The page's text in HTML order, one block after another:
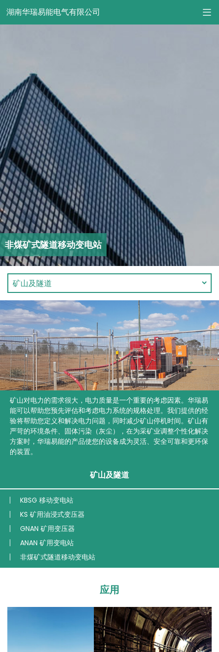
湖南华瑞易能电气有限公司
非煤矿式隧道移动变电站
矿山对电力的需求很大，电力质量是一个重要的考虑因素。华瑞易
能可以帮助您预先评估和考虑电力系统的规格处理。我们提供的经
验将帮助您定义和解决电力问题，同时减少矿山停机时间。矿山有
严苛的环境条件、固体污染（灰尘），在为采矿业调整个性化解决
方案时，华瑞易能的产品使您的设备成为灵活、安全可靠和更环保
的装置。
矿山及隧道
KBSG 移动变电站
KS 矿用油浸式变压器
GNAN 矿用变压器
ANAN 矿用变电站
非煤矿式隧道移动变电站
应用